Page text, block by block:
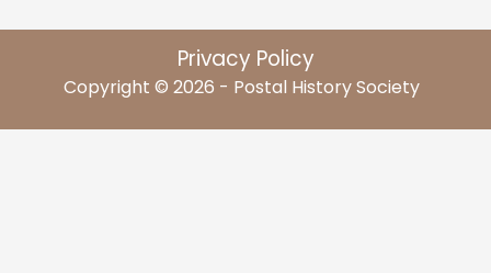
Privacy Policy
Copyright © 2026 - Postal History Society